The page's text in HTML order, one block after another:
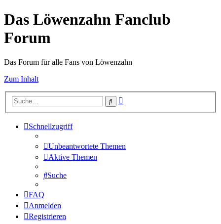
Das Löwenzahn Fanclub
Forum
Das Forum für alle Fans von Löwenzahn
Zum Inhalt
Suche
Schnellzugriff
Unbeantwortete Themen
Aktive Themen
Suche
FAQ
Anmelden
Registrieren